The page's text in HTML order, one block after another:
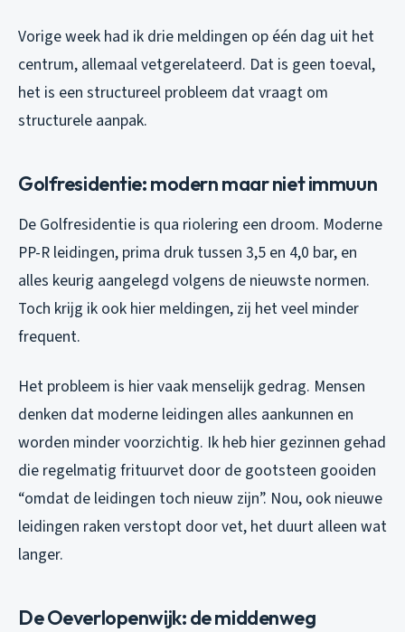
Vorige week had ik drie meldingen op één dag uit het
centrum, allemaal vetgerelateerd. Dat is geen toeval,
het is een structureel probleem dat vraagt om
structurele aanpak.
Golfresidentie: modern maar niet immuun
De Golfresidentie is qua riolering een droom. Moderne
PP-R leidingen, prima druk tussen 3,5 en 4,0 bar, en
alles keurig aangelegd volgens de nieuwste normen.
Toch krijg ik ook hier meldingen, zij het veel minder
frequent.
Het probleem is hier vaak menselijk gedrag. Mensen
denken dat moderne leidingen alles aankunnen en
worden minder voorzichtig. Ik heb hier gezinnen gehad
die regelmatig frituurvet door de gootsteen gooiden
“omdat de leidingen toch nieuw zijn”. Nou, ook nieuwe
leidingen raken verstopt door vet, het duurt alleen wat
langer.
De Oeverlopenwijk: de middenweg